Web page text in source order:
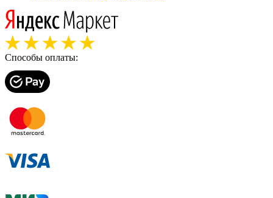
Способы оплаты: